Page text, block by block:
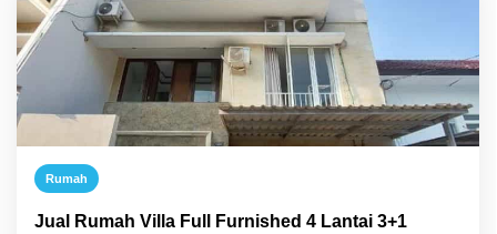
Rumah
Jual Rumah Villa Full Furnished 4 Lantai 3+1